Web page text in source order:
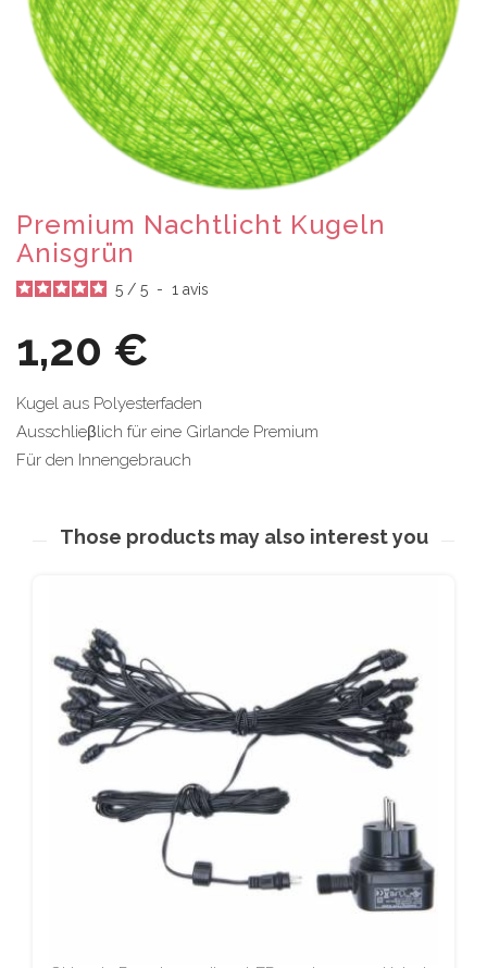
Premium Nachtlicht Kugeln
Anisgrün
5 / 5 - 1 avis
1,20 €
Kugel aus Polyesterfaden
Ausschlieβlich für eine Girlande Premium
Für den Innengebrauch
Those products may also interest you